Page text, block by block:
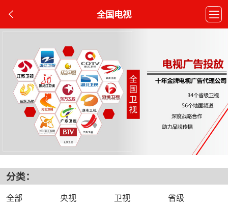
全国电视
分类：
全部 央视 卫视
省级